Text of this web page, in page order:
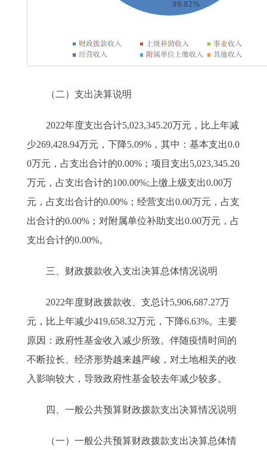
（二）支出决算说明
2022年度支出合计5,023,345.20万元，比上年减
少269,428.94万元，下降5.09%，其中：基本支出0.0
0万元，占支出合计的0.00%；项目支出5,023,345.20
万元，占支出合计的100.00%;上缴上级支出0.00万
元，占支出合计的0.00%；经营支出0.00万元，占支
出合计的0.00%；对附属单位补助支出0.00万元，占
支出合计的0.00%。
三、财政拨款收入支出决算总体情况说明
2022年度财政拨款收、支总计5,906,687.27万
元，比上年减少419,658.32万元，下降6.63%。主要
原因：政府性基金收入减少所致。伴随疫情时间的
不断拉长、经济形势越来越严峻，对土地相关的收
入影响较大，导致政府性基金较去年减少较多。
四、一般公共预算财政拨款支出决算情况说明
（一）一般公共预算财政拨款支出决算总体情